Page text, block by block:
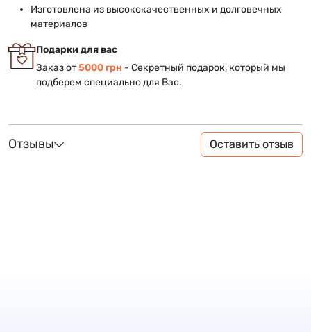
Изготовлена из высококачественных и долговечных
материалов
Подарки для вас
Заказ от5000 грн - Секретный подарок, который мы
подберем специально для Вас.
Отзывы Оставить отзыв